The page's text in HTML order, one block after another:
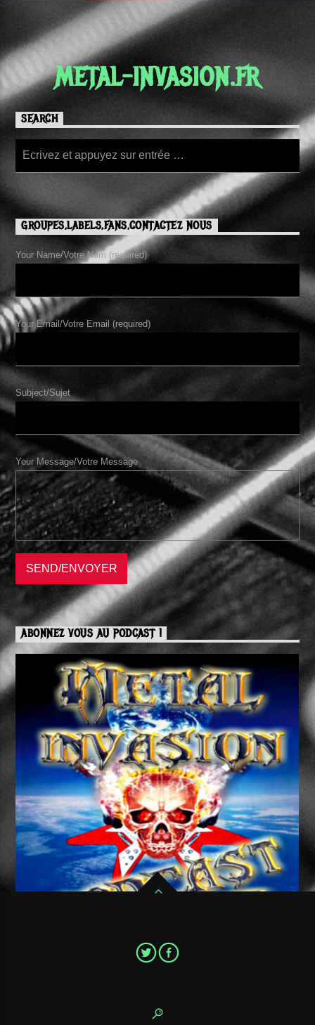
METAL-INVASION.FR
SEARCH
GROUPES,LABELS,FANS,CONTACTEZ NOUS
Your Name/Votre Nom (required)
Your Email/Votre Email (required)
Subject/Sujet
Your Message/Votre Message
ABONNEZ VOUS AU PODCAST !
favorite,Metal Invasion Podcast, abonnez vous au flux RSS